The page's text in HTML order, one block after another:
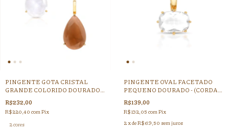
PINGENTE GOTA CRISTAL
GRANDE COLORIDO DOURADO
(CORDAO GROSSO - FECHO
CLICK)
R$232,00
R$220,40 comPix
2 cores
PINGENTE OVAL FACETADO
PEQUENO DOURADO - (CORDAO
GROSSO - FECHO CLICK)
R$139,00
R$132,05 comPix
2 x deR$69,50 sem juros